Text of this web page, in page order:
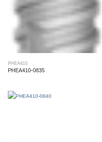
PHEA410
PHEA410-0835